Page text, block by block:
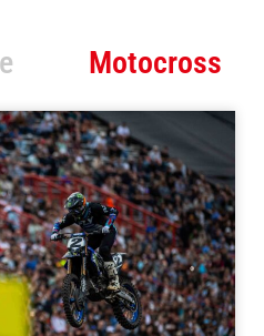
Motocross